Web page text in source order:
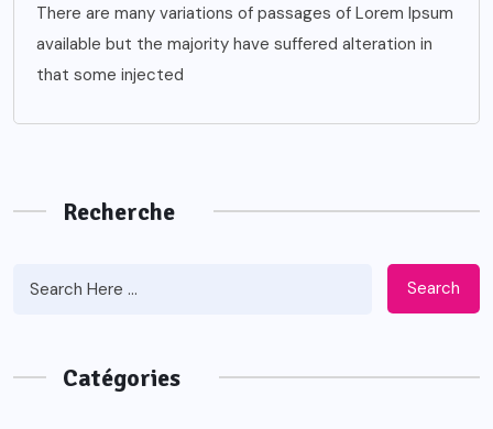
There are many variations of passages of Lorem Ipsum
available but the majority have suffered alteration in
that some injected
Recherche
Search
Catégories